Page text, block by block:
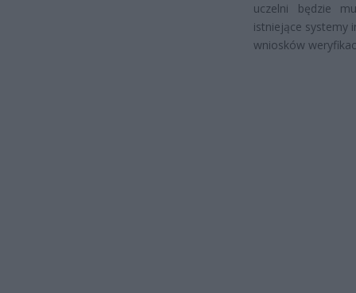
uczelni będzie
istniejące systemy
wniosków